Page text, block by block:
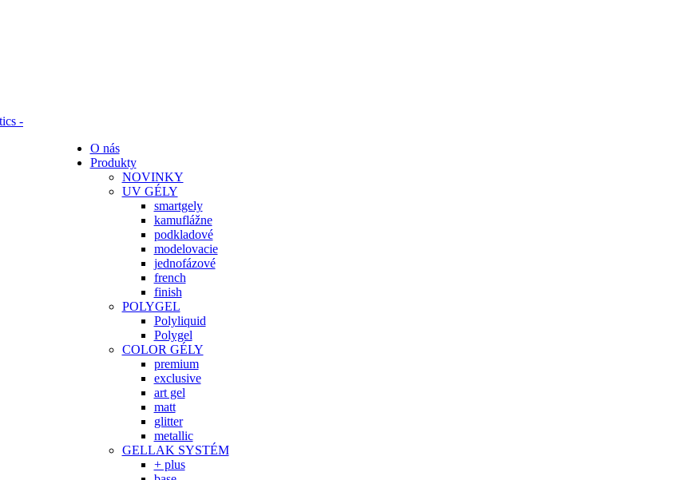
O nás
Produkty
NOVINKY
UV GÉLY
smartgely
kamuflážne
podkladové
modelovacie
jednofázové
french
finish
POLYGEL
Polyliquid
Polygel
COLOR GÉLY
premium
exclusive
art gel
matt
glitter
metallic
GELLAK SYSTÉM
+ plus